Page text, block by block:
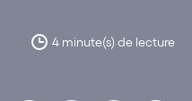
4 minute(s) de lecture